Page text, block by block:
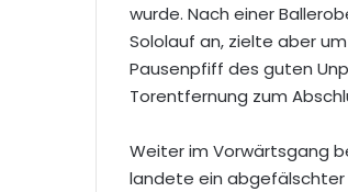
wurde. Nach einer
Sololauf an, zielte aber
Pausenpfiff des guten
Torentfernung zum
Weiter im Vorwärtsgang
landete ein abgefälschter